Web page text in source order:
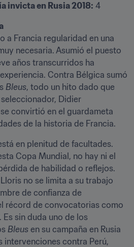
invicta en Rusia 2018: 4
a Francia regularidad en una
necesaria. Asumió el puesto
años transcurridos ha
Contra Bélgica sumó
Bleus, todo un hito dado que
Didier
convirtió en el guardameta
de la historia de Francia.
en plenitud de facultades.
Copa Mundial, no hay ni el
de habilidad o reflejos.
no se limita a su trabajo
de confianza de
récord de convocatorias como
sin duda uno de los
Bleus en su campaña en Rusia
intervenciones contra Perú,